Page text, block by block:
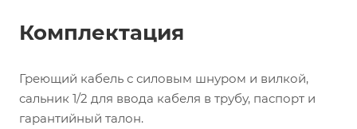
Комплектация
Греющий кабель с силовым шнуром и вилкой,
сальник 1/2 для ввода кабеля в трубу, паспорт и
гарантийный талон.